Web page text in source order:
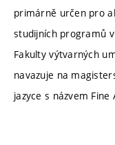
primárně určen pro
studijních programů
Fakulty výtvarných
navazuje na
jazyce s názvem